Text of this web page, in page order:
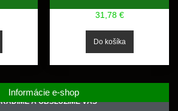
31,78 €
Informácie e-shop
A OBSLÚŽIME VÁS